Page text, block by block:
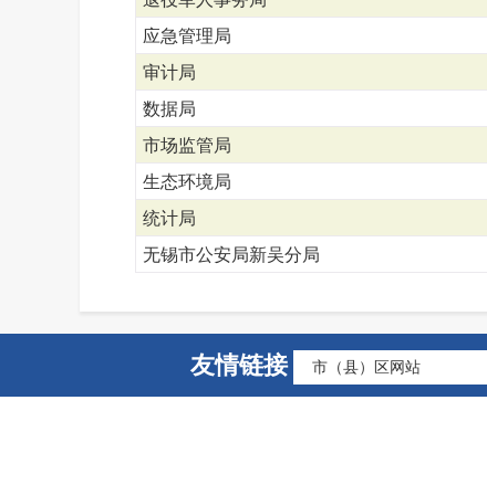
应急管理局
审计局
数据局
市场监管局
生态环境局
统计局
无锡市公安局新吴分局
友情链接 市（县）区网站